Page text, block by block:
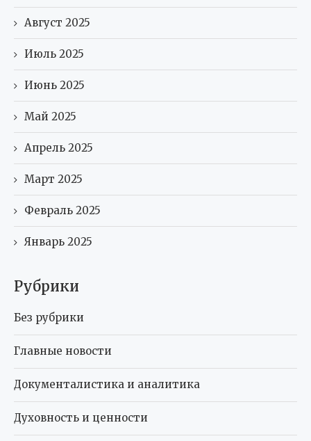
Август 2025
Июль 2025
Июнь 2025
Май 2025
Апрель 2025
Март 2025
Февраль 2025
Январь 2025
Рубрики
Без рубрики
Главные новости
Документалистика и аналитика
Духовность и ценности